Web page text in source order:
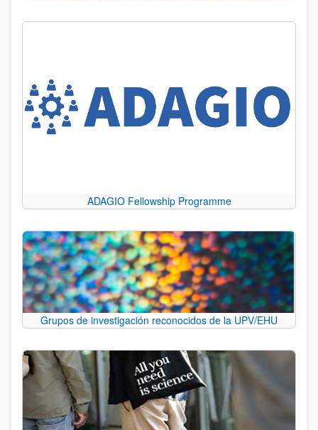
ADAGIO Fellowship Programme
Grupos de investigación reconocidos de la UPV/EHU